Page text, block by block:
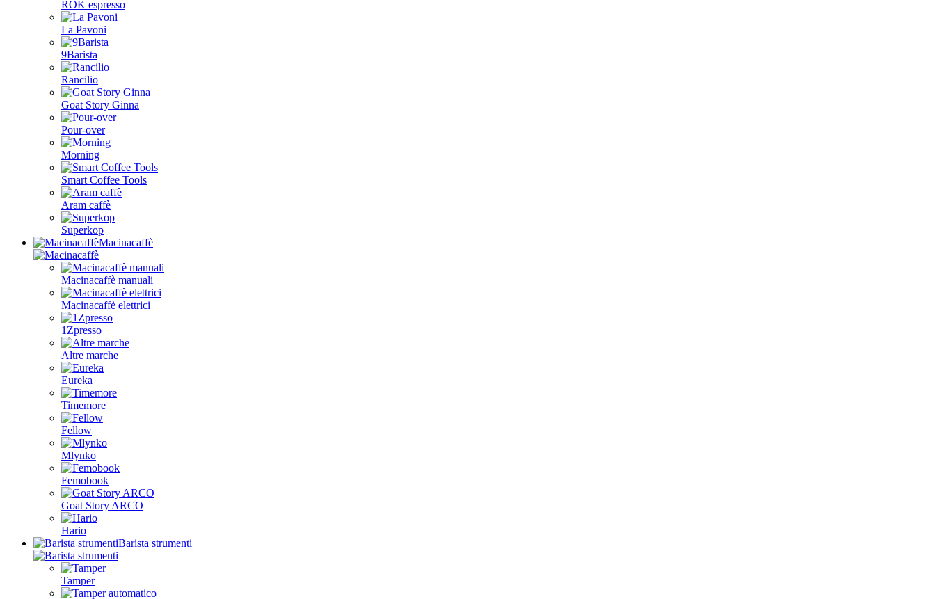
ROK espresso
La Pavoni
9Barista
Rancilio
Goat Story Ginna
Pour-over
Morning
Smart Coffee Tools
Aram caffè
Superkop
Macinacaffè
Macinacaffè manuali
Macinacaffè elettrici
1Zpresso
Altre marche
Eureka
Timemore
Fellow
Mlynko
Femobook
Goat Story ARCO
Hario
Barista strumenti
Tamper